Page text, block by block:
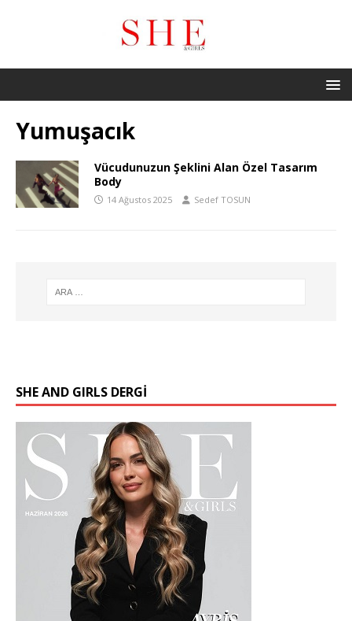
Yumuşacık
Vücudunuzun Şeklini Alan Özel Tasarım
Body
14 Ağustos 2025 Sedef TOSUN
SHE AND GIRLS DERGİ